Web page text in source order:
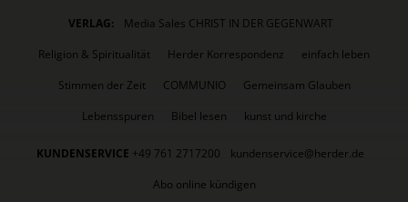
VERLAG:
Media Sales CHRIST IN DER GEGENWART
Religion & Spiritualität
Herder Korrespondenz
einfach leben
Stimmen der Zeit
COMMUNIO
Gemeinsam Glauben
Lebensspuren
Bibel lesen kunst und kirche
KUNDENSERVICE +49 761 2717200
kundenservice@herder.de
Abo online kündigen